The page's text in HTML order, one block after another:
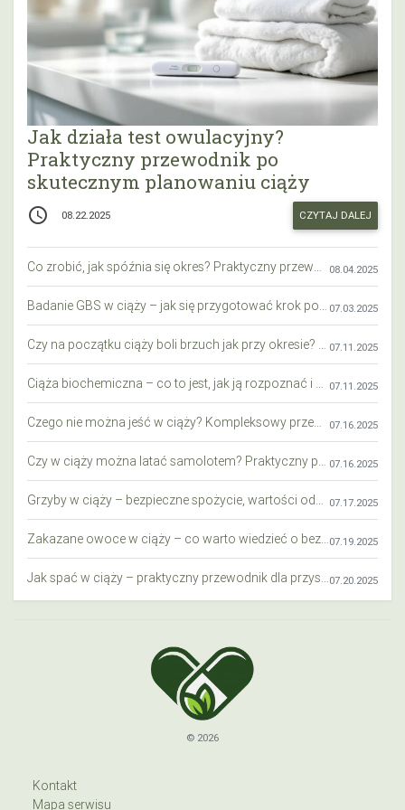
Jak działa test owulacyjny?
Praktyczny przewodnik po
skutecznym planowaniu ciąży
access_time 08.22.2025 CZYTAJ DALEJ
08.04.2025
07.03.2025
07.11.2025
07.11.2025
07.16.2025
07.16.2025
07.17.2025
07.19.2025
07.20.2025
© 2026
Kontakt
Mapa serwisu